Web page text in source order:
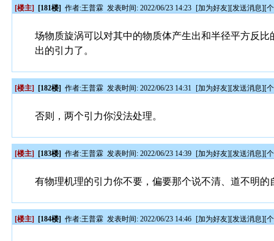
[楼主] [181楼] 作者:王普霖 发表时间: 2022/06/23 14:23 [加为好友][发送消息][
场物质旋涡可以对其中的物质体产生出和半径平方反
出的引力了。
[楼主] [182楼] 作者:王普霖 发表时间: 2022/06/23 14:31 [加为好友][发送消息][
否则，两个引力你没法处理。
[楼主] [183楼] 作者:王普霖 发表时间: 2022/06/23 14:39 [加为好友][发送消息][
有物理机理的引力你不要，偏要那个说不清、道不明的
[楼主] [184楼] 作者:王普霖 发表时间: 2022/06/23 14:46 [加为好友][发送消息][